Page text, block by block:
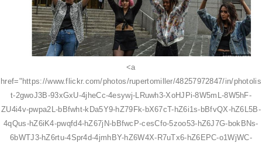
<a
href="https://www.flickr.com/photos/rupertomiller/48257972847/in/photolis
t-2gwoJ3B-93xGxU-4jheCc-4esywj-LRuwh3-XoHJPi-8W5mL-8W5hF-
ZU4i4v-pwpa2L-bBfwht-kDa5Y9-hZ79Fk-bX67cT-hZ6i1s-bBfvQX-hZ6L5B-
4qQus-hZ6iK4-pwqfd4-hZ67jN-bBfwcP-cesCfo-5zoo53-hZ6J7G-bokBNs-
6bWTJ3-hZ6rtu-4Spr4d-4jmhBY-hZ6W4X-R7uTx6-hZ6EPC-o1WjWC-